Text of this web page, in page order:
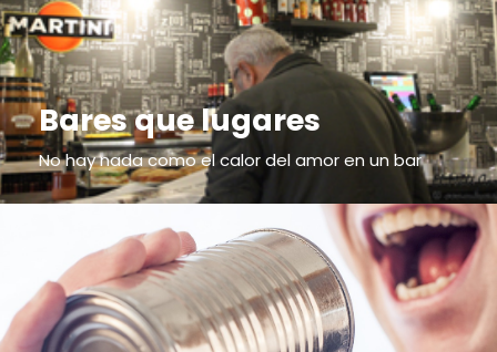
Bares que lugares
No hay nada como el calor del amor en un bar